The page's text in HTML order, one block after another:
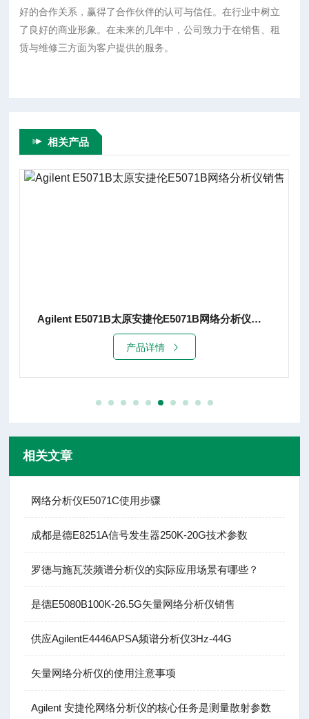
好的合作关系，赢得了合作伙伴的认可与信任。在行业中树立
了良好的商业形象。在未来的几年中，公司致力于在销售、租
赁与维修三方面为客户提供的服务。
相关产品
Agilent E5071B太原安捷伦E5071B网络分析仪销售
产品详情
相关文章
网络分析仪E5071C使用步骤
成都是德E8251A信号发生器250K-20G技术参数
罗德与施瓦茨频谱分析仪的实际应用场景有哪些？
是德E5080B100K-26.5G矢量网络分析仪销售
供应AgilentE4446APSA频谱分析仪3Hz-44G
矢量网络分析仪的使用注意事项
Agilent 安捷伦网络分析仪的核心任务是测量散射参数